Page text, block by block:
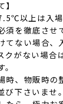
以上は入
須を徹底させ
てない場合、
クがない場合
、物販時の
下さいませ。